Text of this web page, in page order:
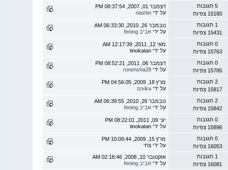
5 תגובות
15180 צפיות
דצמבר 01, 2007, 08:37:54 PM
על ידיnashin
1 תגובות
15431 צפיות
נובמבר 26, 2010, 06:33:30 AM
על ידיאביב fening
0 תגובות
15763 צפיות
מאי 12, 2011, 12:17:39 AM
על ידי tinokatan
0 תגובות
15785 צפיות
דצמבר 06, 2011, 08:52:21 PM
על ידיronensha28
2 תגובות
15817 צפיות
מרץ 18, 2009, 04:56:05 PM
על ידיtzvika
2 תגובות
15842 צפיות
נובמבר 26, 2010, 06:39:55 AM
על ידיאביב fening
0 תגובות
15896 צפיות
יוני 09, 2011, 08:22:01 PM
על ידי tinokatan
0 תגובות
16053 צפיות
מרץ 15, 2009, 10:09:44 PM
על ידי צחי
1 תגובות
16081 צפיות
אוקטובר 10, 2008, 02:18:46 AM
על ידיאביב fening